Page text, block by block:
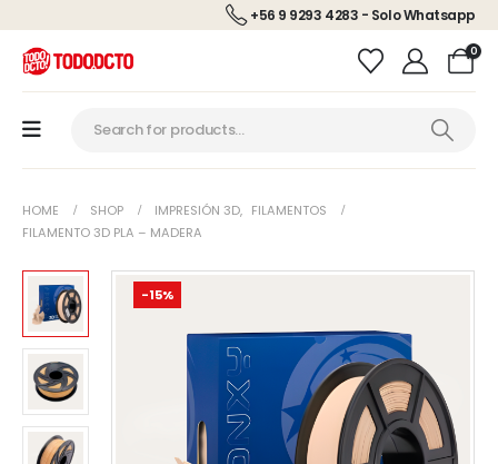
+56 9 9293 4283 - Solo Whatsapp
0
HOME SHOP IMPRESIÓN 3D, FILAMENTOS
FILAMENTO 3D PLA – MADERA
-15%